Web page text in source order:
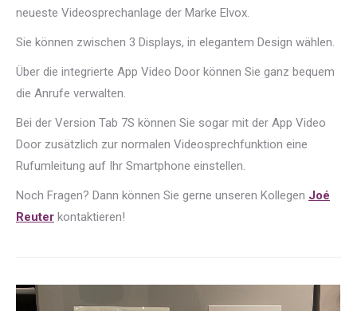
neueste Videosprechanlage der Marke Elvox.
Sie können zwischen 3 Displays, in elegantem Design wählen.
Über die integrierte App Video Door können Sie ganz bequem
die Anrufe verwalten.
Bei der Version Tab 7S können Sie sogar mit der App Video
Door zusätzlich zur normalen Videosprechfunktion eine
Rufumleitung auf Ihr Smartphone einstellen.
Noch Fragen? Dann können Sie gerne unseren Kollegen Joé
Reuter kontaktieren!